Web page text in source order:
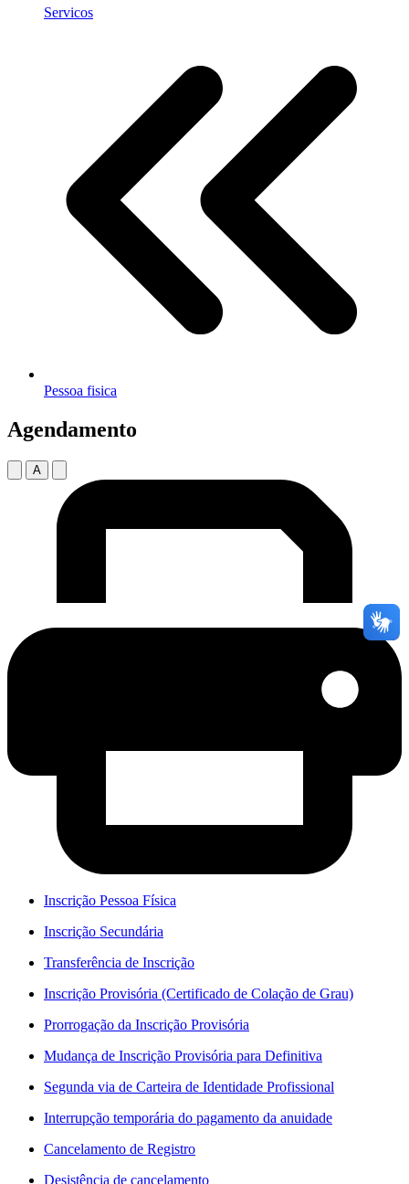
Servicos
Pessoa fisica
Agendamento
A
Inscrição Pessoa Física
Inscrição Secundária
Transferência de Inscrição
Inscrição Provisória (Certificado de Colação de Grau)
Prorrogação da Inscrição Provisória
Mudança de Inscrição Provisória para Definitiva
Segunda via de Carteira de Identidade Profissional
Interrupção temporária do pagamento da anuidade
Cancelamento de Registro
Desistência de cancelamento